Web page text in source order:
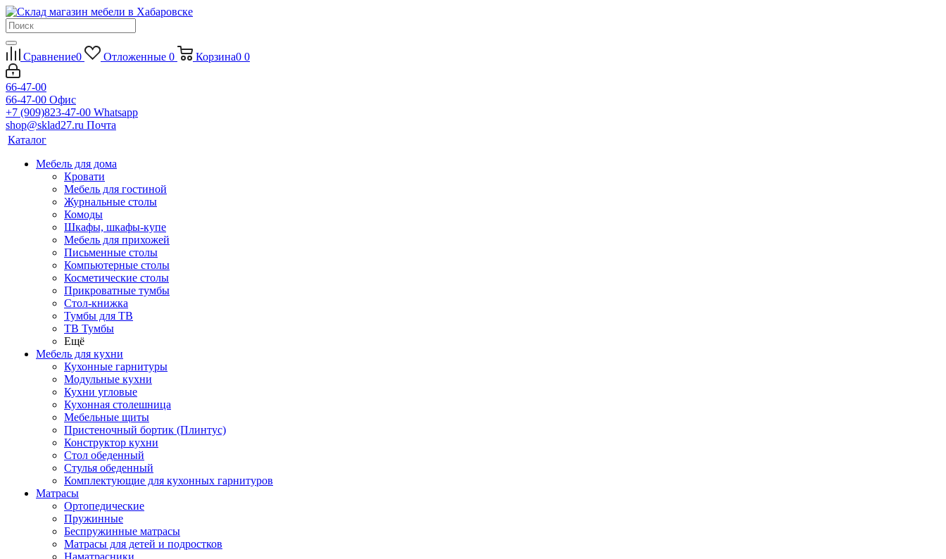
Сравнение0 Отложенные 0 Корзина0 0
66-47-00
66-47-00 Офис
+7 (909)823-47-00 Whatsapp
shop@sklad27.ru Почта
Каталог
Мебель для дома
Кровати
Мебель для гостиной
Журнальные столы
Комоды
Шкафы, шкафы-купе
Мебель для прихожей
Письменные столы
Компьютерные столы
Косметические столы
Прикроватные тумбы
Стол-книжка
Тумбы для ТВ
ТВ Тумбы
Ещё
Мебель для кухни
Кухонные гарнитуры
Модульные кухни
Кухни угловые
Кухонная столешница
Мебельные щиты
Пристеночный бортик (Плинтус)
Конструктор кухни
Стол обеденный
Стулья обеденный
Комплектующие для кухонных гарнитуров
Матраcы
Ортопедические
Пружинные
Беспружинные матрасы
Матрасы для детей и подростков
Наматрасники